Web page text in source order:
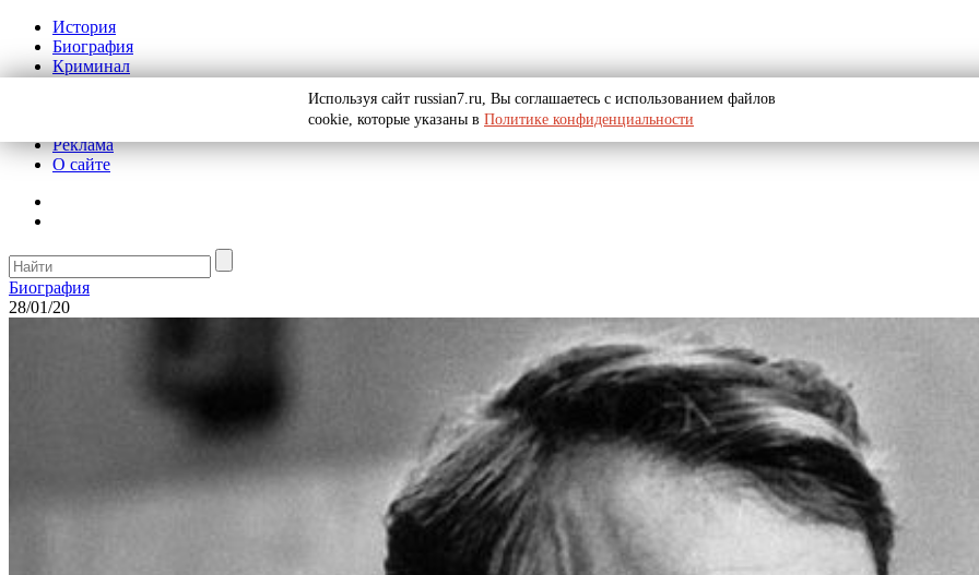
История
Биография
Криминал
Реклама
О сайте
Биография
28/01/20
Используя сайт russian7.ru, Вы соглашаетесь с использованием файлов
cookie, которые указаны в Политике конфиденциальности